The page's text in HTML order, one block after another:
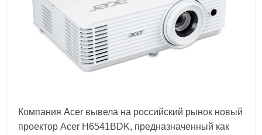
Компания Acer вывела на российский рынок новый
проектор Acer H6541BDK, предназначенный как